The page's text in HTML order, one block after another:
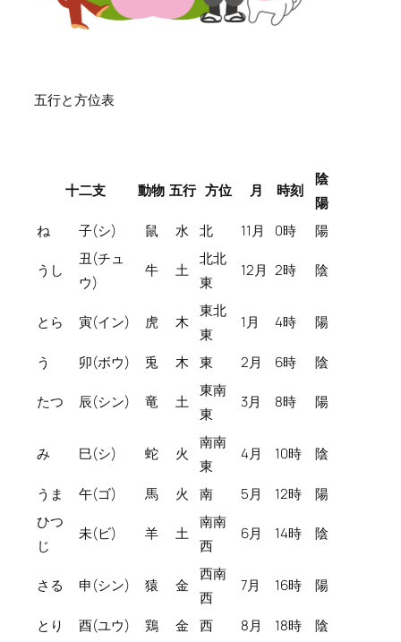
五行と方位表
十二支 動物 五行 方位 月 時刻
陰
陽
ね
子(シ) 鼠 水 北 11月 0時 陽
うし
丑(チュ
ウ)
牛 土
北北
東
12月 2時 陰
とら 寅(イン) 虎 木
東北
東
1月 4時 陽
う 卯(ボウ) 兎 木 東 2月 6時 陰
たつ 辰(シン) 竜 土
東南
東
3月 8時 陽
み 巳(シ) 蛇 火
南南
東
4月 10時 陰
うま 午(ゴ) 馬 火 南 5月 12時
陽
ひつ
じ
未(ビ) 羊 土
南南
西
6月 14時 陰
さる 申(シン) 猿 金
西南
西
7月 16時 陽
とり 酉(ユウ) 鶏 金 西 8月 18時 陰